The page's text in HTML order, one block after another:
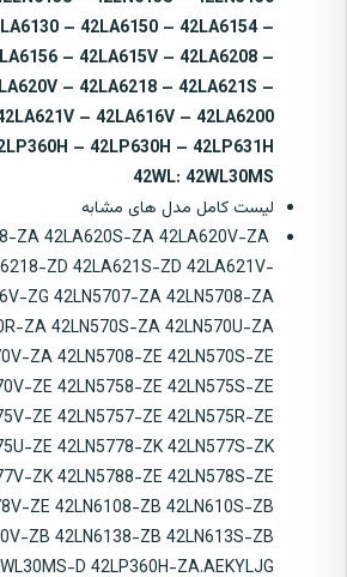
– 42LA6150 – 42LA6154 –
– 42LA615V – 42LA6208 –
– 42LA6218 – 42LA621S –
– 42LA616V – 42LA6200
– 42LP630H – 42LP631H
42WL: 42WL30MS
لیست کامل مدل های مشابه
ZA 42LA620S-ZA 42LA620V-ZA
ZD 42LA621S-ZD 42LA621V-
ZG 42LN5707-ZA 42LN5708-ZA
ZA 42LN570S-ZA 42LN570U-ZA
ZA 42LN5708-ZE 42LN570S-ZE
ZE 42LN5758-ZE 42LN575S-ZE
ZE 42LN5757-ZE 42LN575R-ZE
ZE 42LN5778-ZK 42LN577S-ZK
ZK 42LN5788-ZE 42LN578S-ZE
ZE 42LN6108-ZB 42LN610S-ZB
ZB 42LN6138-ZB 42LN613S-ZB
D 42LP360H-ZA.AEKYLJG